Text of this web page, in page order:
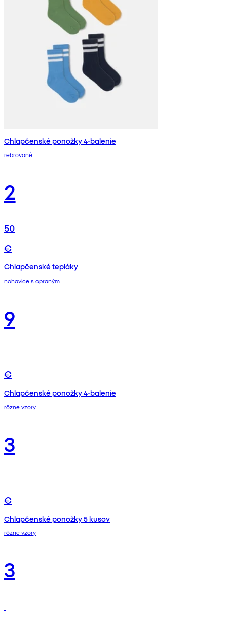
Chlapčenské ponožky 4-balenie
rebrované
2
50
€
Chlapčenské tepláky
nohavice s opraným
9
€
Chlapčenské ponožky 4-balenie
rôzne vzory
3
€
Chlapčenské ponožky 5 kusov
rôzne vzory
3